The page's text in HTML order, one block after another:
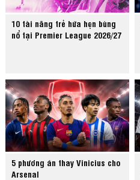
10 tài năng trẻ hứa hẹn bùng
nổ tại Premier League 2026/27
5 phương án thay Vinicius cho
Arsenal